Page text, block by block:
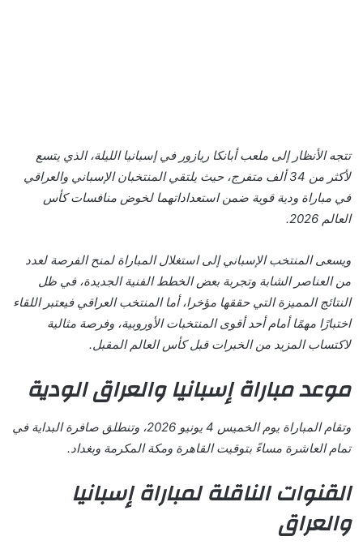
تتجه الأنظار إلى ملعب أبانكا ريازور في إسبانيا الليلة، الذي يتسع
لأكثر من 34 ألف متفرج، حيث يلتقي المنتخبان الإسباني والعراقي
في مباراة ودية قوية ضمن استعداداتهما لخوض منافسات كأس
العالم 2026.
ويسعى المنتخب الإسباني إلى استغلال المباراة لمنح الفرصة لعدد
من العناصر الشابة وتجربة بعض الخطط الفنية الجديدة، في ظل
النتائج المميزة التي حققها مؤخرا، أما المنتخب العراقي فيعتبر اللقاء
اختبارًا مهمًا أمام أحد أقوى المنتخبات الأوروبية، وفرصة مثالية
لاكتساب المزيد من الخبرات قبل كأس العالم المقبل.
موعد مباراة إسبانيا والعراق الودية
وتقام المباراة يوم الخميس 4 يونيو 2026، وتنطلق صافرة البداية في
تمام العاشرة مساءً بتوقيت القاهرة ومكة المكرمة وبغداد.
القنوات الناقلة لمباراة إسبانيا
والعراق